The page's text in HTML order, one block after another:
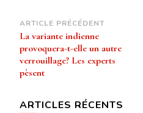
Navigation
d’article
ARTICLE PRÉCÉDENT
La variante indienne
provoquera-t-elle un autre
verrouillage? Les experts
pèsent
ARTICLES RÉCENTS